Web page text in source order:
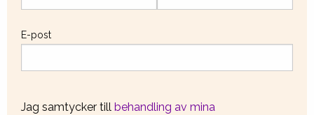
E-post
Jag samtycker till behandling av mina